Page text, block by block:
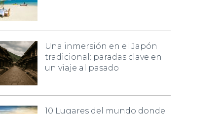
Una inmersión en el Japón
tradicional: paradas clave en
un viaje al pasado
10 Lugares del mundo donde